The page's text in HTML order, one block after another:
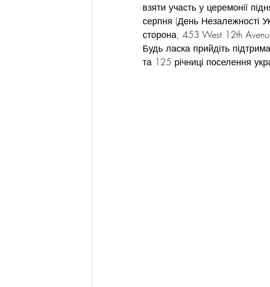
взяти участь у церемонії
серпня (День Незалежності
сторона, 453 West 12th
Будь ласка прийдіть
та 125 річниці поселення